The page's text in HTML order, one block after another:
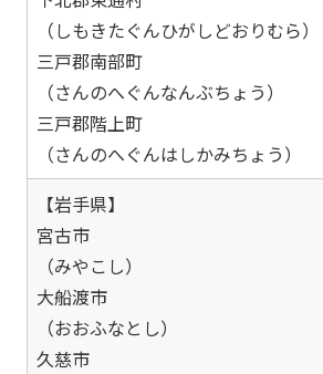
（しもきたぐんひがしどおりむら）
三戸郡南部町
（さんのへぐんなんぶちょう）
三戸郡階上町
（さんのへぐんはしかみちょう）
【岩手県】
宮古市
（みやこし）
大船渡市
（おおふなとし）
久慈市